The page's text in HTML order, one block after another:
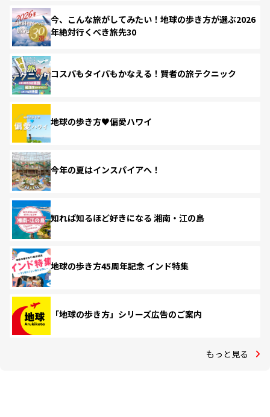
今、こんな旅がしてみたい！地球の歩き方が選ぶ2026
年絶対行くべき旅先30
コスパもタイパもかなえる！賢者の旅テクニック
地球の歩き方♥偏愛ハワイ
今年の夏はインスパイアへ！
知れば知るほど好きになる 湘南・江の島
地球の歩き方45周年記念 インド特集
「地球の歩き方」シリーズ広告のご案内
もっと見る